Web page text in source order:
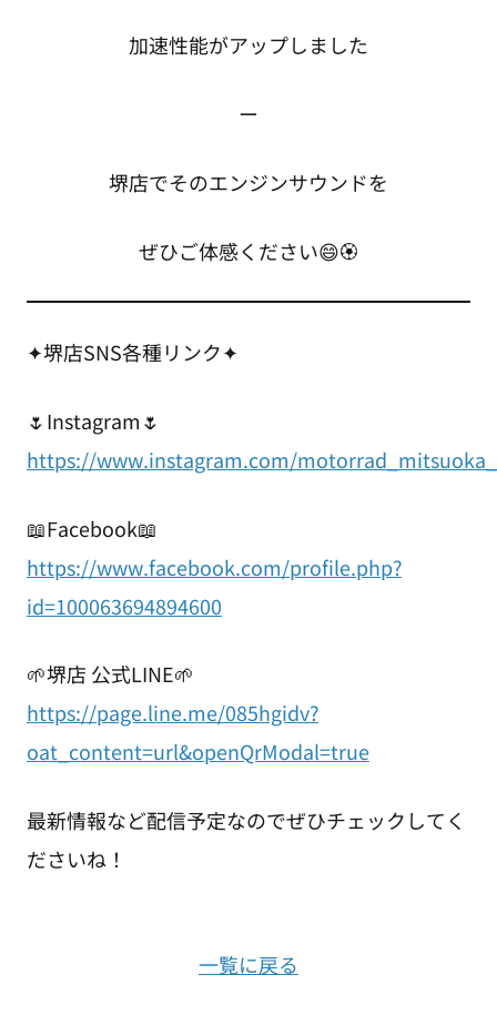
加速性能がアップしました
ー
堺店でそのエンジンサウンドを
ぜひご体感ください😄🏵️
✦堺店SNS各種リンク✦
🌷Instagram🌷
https://www.instagram.com/
📖Facebook📖
https://www.facebook.com/profile.php?
id=100063694894600
🌱堺店 公式LINE🌱
https://page.line.me/085hgidv?
oat_content=url&openQrModal=true
最新情報など配信予定なのでぜひチェックしてく
ださいね！
一覧に戻る